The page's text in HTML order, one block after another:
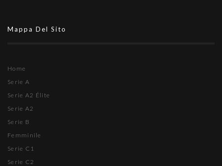
Mappa Del Sito
Home
Serie A
Serie A2 Élite
Serie A2
Serie B
Femminile
Serie C1
Serie C2